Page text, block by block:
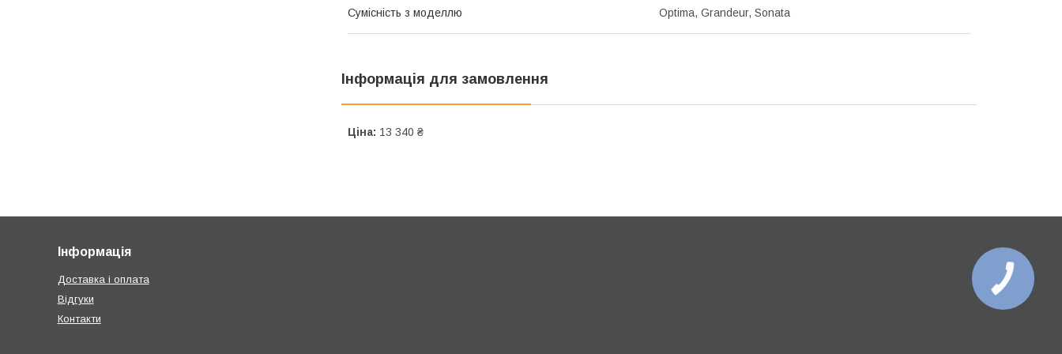
Сумісність з моделлю Optima, Grandeur, Sonata
Інформація для замовлення
Ціна: 13 340 ₴
Інформація
Доставка і оплата
Відгуки
Контакти